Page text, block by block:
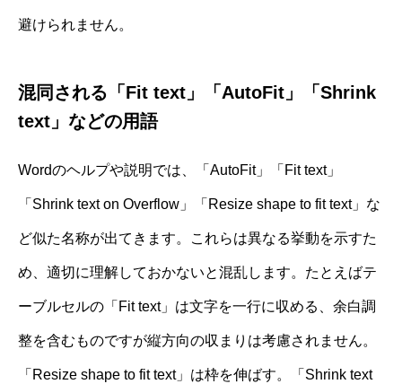
避けられません。
混同される「Fit text」「AutoFit」「Shrink
text」などの用語
Wordのヘルプや説明では、「AutoFit」「Fit text」
「Shrink text on Overflow」「Resize shape to fit text」な
ど似た名称が出てきます。これらは異なる挙動を示すた
め、適切に理解しておかないと混乱します。たとえばテ
ーブルセルの「Fit text」は文字を一行に収める、余白調
整を含むものですが縦方向の収まりは考慮されません。
「Resize shape to fit text」は枠を伸ばす。「Shrink text